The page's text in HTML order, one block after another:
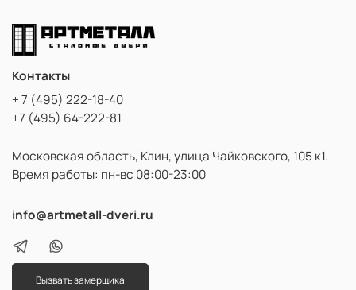
Контакты
+ 7 (495) 222-18-40
+7 (495) 64-222-81
Московская область, Клин, улица Чайковского, 105 к1.
Время работы: пн-вс 08:00-23:00
info@artmetall-dveri.ru
Вызвать замерщика